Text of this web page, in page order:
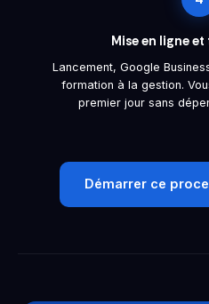
Mise en ligne
Lancement, Google
formation à la gestion.
premier jour sans
Démarrer ce